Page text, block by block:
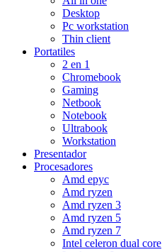
Desktop
Pc workstation
Thin client
Portatiles
2 en 1
Chromebook
Gaming
Netbook
Notebook
Ultrabook
Workstation
Presentador
Procesadores
Amd epyc
Amd ryzen
Amd ryzen 3
Amd ryzen 5
Amd ryzen 7
Intel celeron dual core